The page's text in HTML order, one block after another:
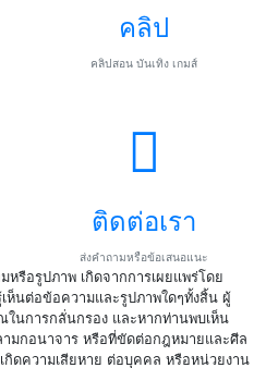
คลิป
คลิปสอน บันเทิง เกมส์
ติดต่อเรา
ส่งคำถามหรือข้อเสนอแนะ
รือรูปภาพ เกิดจากการเผยแพร่โดย
ห็นต่อข้อความและรูปภาพใดๆทั้งสิ้น ผู้
นการกลั่นกรอง และหากท่านพบเห็น
ามกอนาจาร หรือที่ขัดต่อกฎหมายและศีล
กิดความเสียหาย ต่อบุคคล หรือหน่วยงาน